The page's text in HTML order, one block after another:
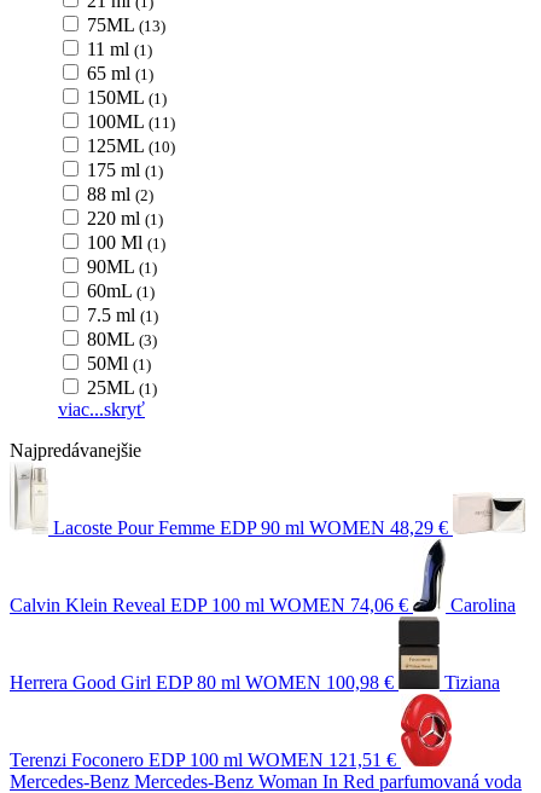
75ML (13)
11 ml (1)
65 ml (1)
150ML (1)
100ML (11)
125ML (10)
175 ml (1)
88 ml (2)
220 ml (1)
100 Ml (1)
90ML (1)
60mL (1)
7.5 ml (1)
80ML (3)
50Ml (1)
25ML (1)
viac...skryť
Najpredávanejšie
Lacoste Pour Femme EDP 90 ml WOMEN 48,29 €
Calvin Klein Reveal EDP 100 ml WOMEN 74,06 € Carolina
Herrera Good Girl EDP 80 ml WOMEN 100,98 € Tiziana
Terenzi Foconero EDP 100 ml WOMEN 121,51 €
Mercedes-Benz Mercedes-Benz Woman In Red parfumovaná voda